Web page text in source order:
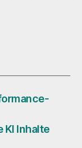
KI Inhalte